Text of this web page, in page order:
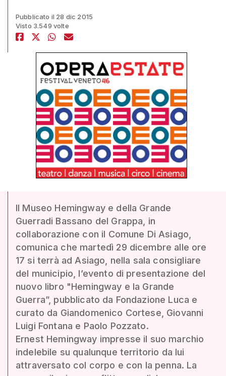
Pubblicato il 28 dic 2015
Visto 3.549 volte
Il Museo Hemingway e della Grande
Guerradi Bassano del Grappa, in
collaborazione con il Comune Di Asiago,
comunica che martedì 29 dicembre alle ore
17 si terrà ad Asiago, nella sala consigliare
del municipio, l’evento di presentazione del
nuovo libro "Hemingway e la Grande
Guerra”, pubblicato da Fondazione Luca e
curato da Giandomenico Cortese, Giovanni
Luigi Fontana e Paolo Pozzato.
Ernest Hemingway impresse il suo marchio
indelebile su qualunque territorio da lui
attraversato col corpo e con la penna. La